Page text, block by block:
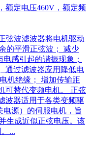
额定电压460V，额定频
弦波滤波器将电机驱动
的平滑正弦波； 减少
感引起的谐振现象；
通过滤波器应用降低电
机绝缘； 增加传输距
可替代变频电机。 正弦
波器适用于各类变频驱
源）的伺服电机，旨
生成近似正弦电压。该
...